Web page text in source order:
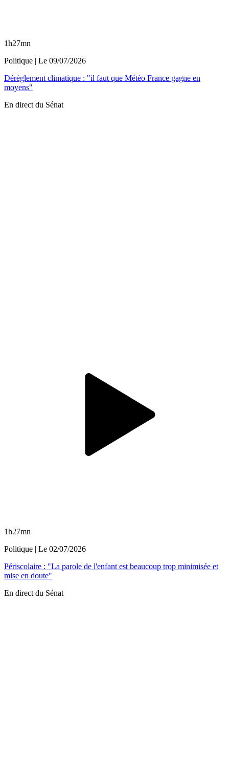
1h27mn
Politique | Le 09/07/2026
Dérèglement climatique : "il faut que Météo France gagne en
moyens"
En direct du Sénat
1h27mn
Politique | Le 02/07/2026
Périscolaire : "La parole de l'enfant est beaucoup trop minimisée et
mise en doute"
En direct du Sénat